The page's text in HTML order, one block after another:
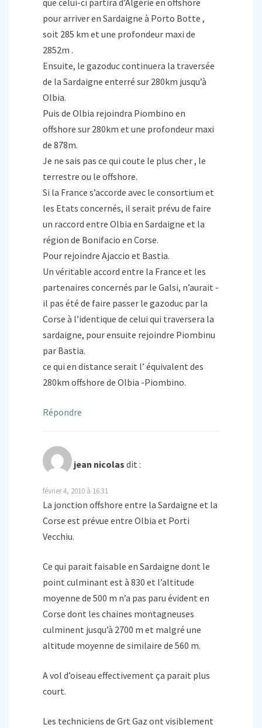
que celui-ci partira d’Algérie en offshore
pour arriver en Sardaigne à Porto Botte ,
soit 285 km et une profondeur maxi de
2852m .
Ensuite, le gazoduc continuera la traversée
de la Sardaigne enterré sur 280km jusqu’à
Olbia.
Puis de Olbia rejoindra Piombino en
offshore sur 280km et une profondeur maxi
de 878m.
Je ne sais pas ce qui coute le plus cher , le
terrestre ou le offshore.
Si la France s’accorde avec le consortium et
les Etats concernés, il serait prévu de faire
un raccord entre Olbia en Sardaigne et la
région de Bonifacio en Corse.
Pour rejoindre Ajaccio et Bastia.
Un véritable accord entre la France et les
partenaires concernés par le Galsi, n’aurait -
il pas été de faire passer le gazoduc par la
Corse à l’identique de celui qui traversera la
sardaigne, pour ensuite rejoindre Piombinu
par Bastia.
ce qui en distance serait l’ équivalent des
280km offshore de Olbia -Piombino.
Répondre
jean nicolas dit :
février 4, 2010 à 16:31
La jonction offshore entre la Sardaigne et la
Corse est prévue entre Olbia et Porti
Vecchiu.
Ce qui parait faisable en Sardaigne dont le
point culminant est à 830 et l’altitude
moyenne de 500 m n’a pas paru évident en
Corse dont les chaines montagneuses
culminent jusqu’à 2700 m et malgré une
altitude moyenne de similaire de 560 m.
A vol d’oiseau effectivement ça parait plus
court.
Les techniciens de Grt Gaz ont visiblement